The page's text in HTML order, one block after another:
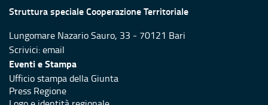
Struttura speciale Cooperazione Territoriale
Lungomare Nazario Sauro, 33 - 70121 Bari
Scrivici:email
Eventi e Stampa
Ufficio stampa della Giunta
Press Regione